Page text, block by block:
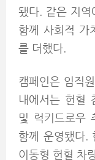
됐다. 같은 지
함께 사회적 가
를 더했다.
캠페인은 임직
내에서는 헌혈
및 럭키드로우
함께 운영됐다.
이동형 헌혈 차